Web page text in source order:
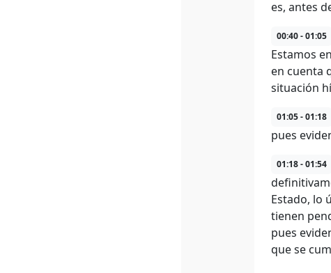
es, antes
00:40 - 01:05
Estamos
en cuenta
situación
01:05 - 01:18
pues
01:18 - 01:54
Estado, lo
tienen
pues
que se